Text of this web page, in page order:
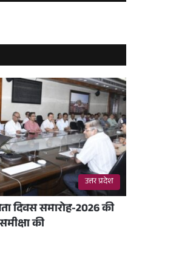
उत्तर प्रदेश
दिवस समारोह-2026 की
की